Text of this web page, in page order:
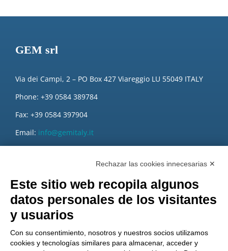
GEM srl
Via dei Campi, 2 – PO Box 427 Viareggio LU 55049 ITALY
Phone: +39 0584 389784
Fax: +39 0584 397904
Email: info@gemitaly.it
Rechazar las cookies innecesarias ✕
Este sitio web recopila algunos
datos personales de los visitantes
y usuarios
Con su consentimiento, nosotros y nuestros socios utilizamos
cookies y tecnologías similares para almacenar, acceder y